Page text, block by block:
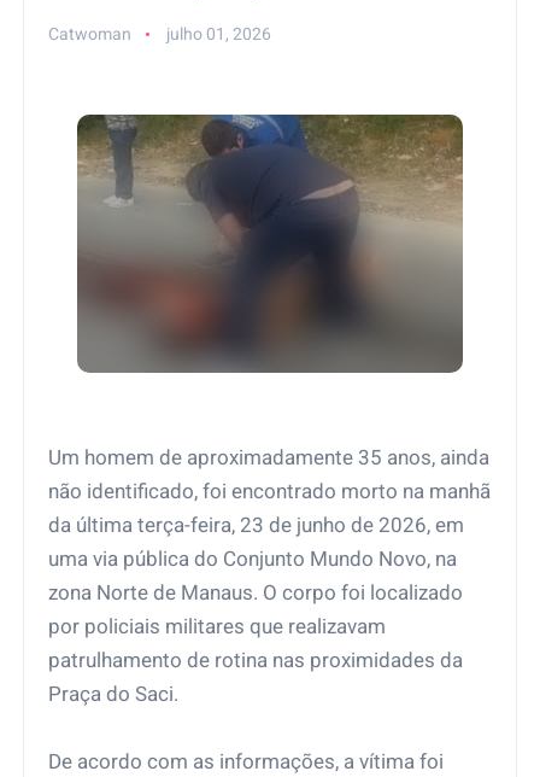
Catwoman julho 01, 2026
Um homem de aproximadamente 35 anos, ainda
não identificado, foi encontrado morto na manhã
da última terça-feira, 23 de junho de 2026, em
uma via pública do Conjunto Mundo Novo, na
zona Norte de Manaus. O corpo foi localizado
por policiais militares que realizavam
patrulhamento de rotina nas proximidades da
Praça do Saci.
De acordo com as informações, a vítima foi